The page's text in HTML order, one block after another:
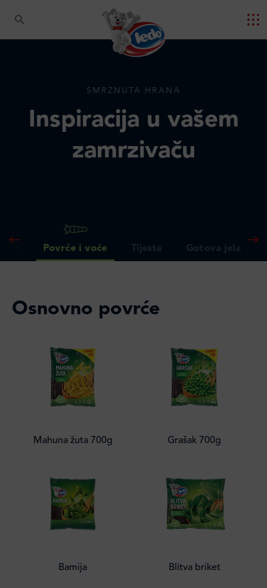
SMRZNUTA HRANA
Inspiracija u vašem
zamrzivaču
Povrće i voće Tijesta Gotova jela
Osnovno povrće
Mahuna žuta 700g Grašak 700g
Bamija Blitva briket